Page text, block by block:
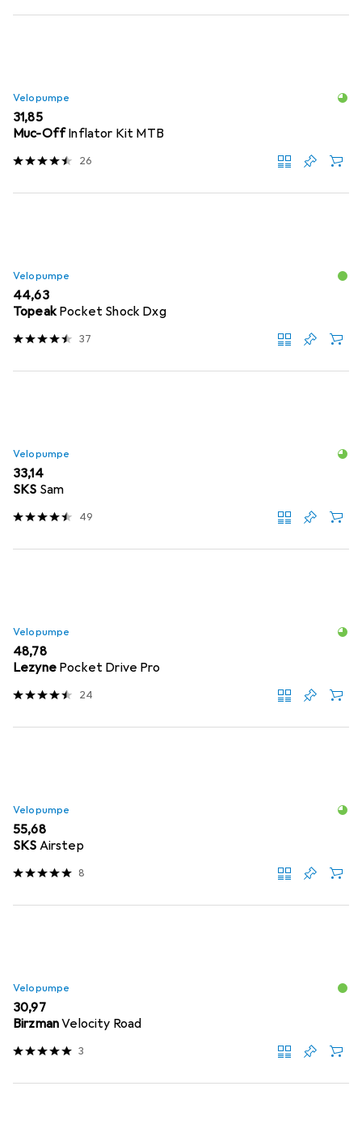
Velopumpe
EUR
31,85
Muc-OffInflator Kit MTB
26
Velopumpe
EUR
44,63
Topeak Pocket Shock Dxg
37
Velopumpe
EUR
33,14
SKS Sam
49
Velopumpe
EUR
48,78
Lezyne Pocket Drive Pro
24
Velopumpe
EUR
55,68
SKS Airstep
8
Velopumpe
EUR
30,97
BirzmanVelocity Road
3